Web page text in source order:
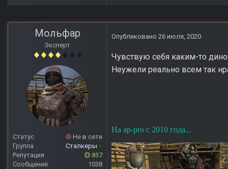
Мольфар
Эксперт
Статус
Не в сети
Группа
Сталкеры +
Репутация
857
Сообщений
1038
Опубликовано 26 июля, 2020
Чувствую себя каким-то
Неужели реально всем так
На ap-pro с 2010 года...